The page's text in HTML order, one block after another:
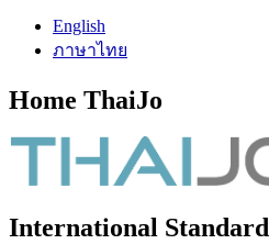
English
ภาษาไทย
Home ThaiJo
International